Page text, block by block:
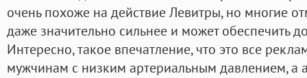
очень похоже на действие Левитры, но многие
даже значительно сильнее и может обеспечить
Интересно, такое впечатление, что это все
мужчинам с низким артериальным давлением, а